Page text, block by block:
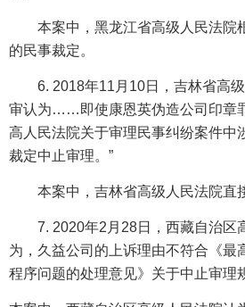
本案中，黑龙江省高级人民法院
的民事裁定。
6. 2018年11 月 10日，吉林省高
审认为……即使康恩英伪造公司印章
高人民法院关于审理民事纠纷案件中
裁定中止审理。”
本案中，吉林省高级人民法院直
7. 2020年2 月 28日，西藏自治区
为，久益公司的上诉理由不符合《
程序问题的处理意见》关于中止审理